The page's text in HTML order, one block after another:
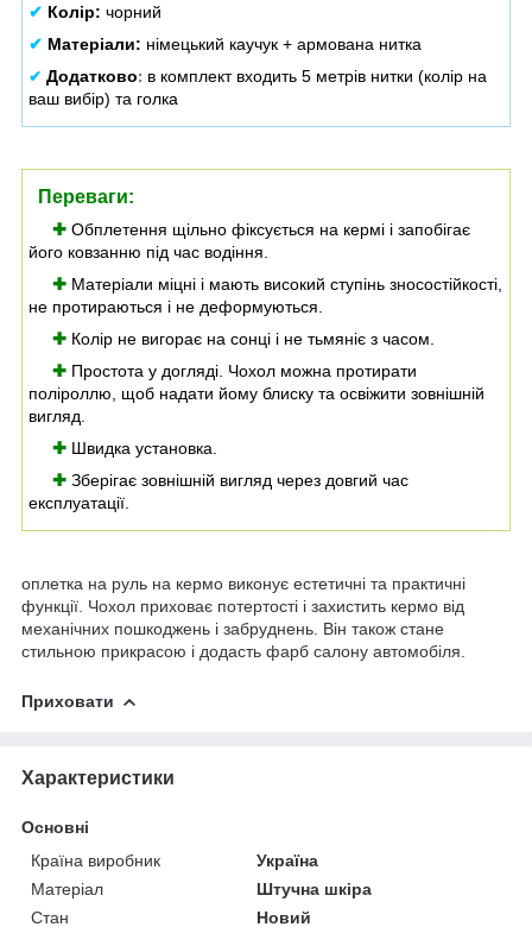
✔ Колір: чорний
✔ Матеріали: німецький каучук + армована нитка
✔ Додатково: в комплект входить 5 метрів нитки (колір на
ваш вибір) та голка
Переваги:
✚ Обплетення щільно фіксується на кермі і запобігає
його ковзанню під час водіння.
✚ Матеріали міцні і мають високий ступінь зносостійкості,
не протираються і не деформуються.
✚ Колір не вигорає на сонці і не тьмяніє з часом.
✚ Простота у догляді. Чохол можна протирати
поліроллю, щоб надати йому блиску та освіжити зовнішній
вигляд.
✚ Швидка установка.
✚ Зберігає зовнішній вигляд через довгий час
експлуатації.
оплетка на руль на кермо виконує естетичні та практичні
функції. Чохол приховає потертості і захистить кермо від
механічних пошкоджень і забруднень. Він також стане
стильною прикрасою і додасть фарб салону автомобіля.
Приховати
Характеристики
Основні
Країна виробник
Україна
Матеріал
Штучна шкіра
Стан
Новий